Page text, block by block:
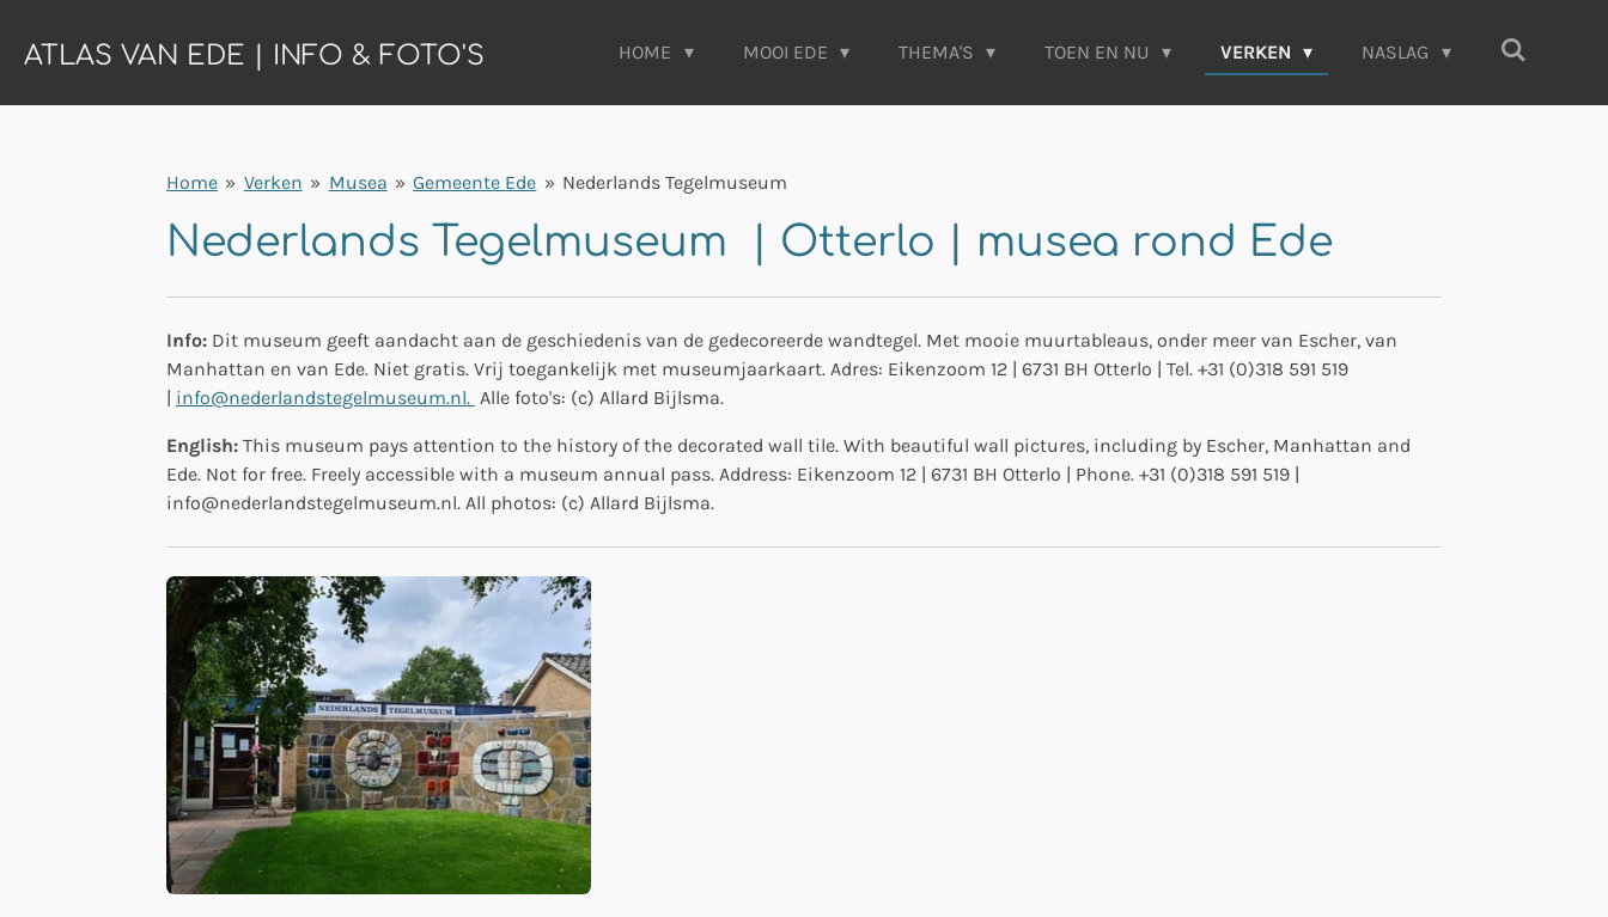
direct
de
ATLAS VAN EDE | INFO & FOTO'S HOME MOOI EDE THEMA'S TOEN EN NU VERKEN NASLAG
Home » Verken » Musea » Gemeente Ede » Nederlands Tegelmuseum
Nederlands Tegelmuseum | Otterlo | musea rond Ede
Info: Dit museum geeft aandacht aan de geschiedenis van de gedecoreerde wandtegel. Met mooie muurtableaus, onder meer van Escher, van
Manhattan en van Ede. Niet gratis. Vrij toegankelijk met museumjaarkaart. Adres: Eikenzoom 12 | 6731 BH Otterlo | Tel. +31 (0)318 591 519
| info@nederlandstegelmuseum.nl. Alle foto's: (c) Allard Bijlsma.
English: This museum pays attention to the history of the decorated wall tile. With beautiful wall pictures, including by Escher, Manhattan and
Ede. Not for free. Freely accessible with a museum annual pass. Address: Eikenzoom 12 | 6731 BH Otterlo | Phone. +31 (0)318 591 519 |
info@nederlandstegelmuseum.nl. All photos: (c) Allard Bijlsma.